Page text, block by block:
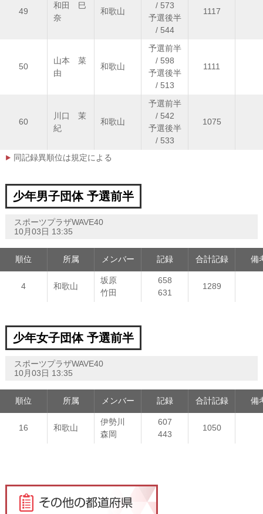
49
和田 巳
奈
和歌山
/ 573
予選後半
/ 544
1117
50
山本 菜
由
和歌山
予選前半
/ 598
予選後半
/ 513
1111
60
川口 茉
紀
和歌山
予選前半
/ 542
予選後半
/ 533
1075
同記録異順位は規定による
少年男子団体 予選前半
スポーツプラザWAVE40
10月03日 13:35
順位 所属 メンバー 記録 合計記録 備
4 和歌山
坂原
竹田
658
631
1289
少年女子団体 予選前半
スポーツプラザWAVE40
10月03日 13:35
順位 所属 メンバー 記録 合計記録 備
16 和歌山
伊勢川
森岡
607
443
1050